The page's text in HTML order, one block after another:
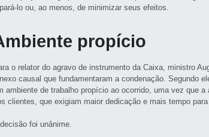
lo ou, ao menos, de minimizar seus efeitos.
propício
o relator do agravo de instrumento da Caixa, ministro
causal que fundamentaram a condenação. Segundo
ambiente de trabalho propício ao ocorrido, uma vez que
clientes, que exigiam maior dedicação e mais tempo
foi unânime.